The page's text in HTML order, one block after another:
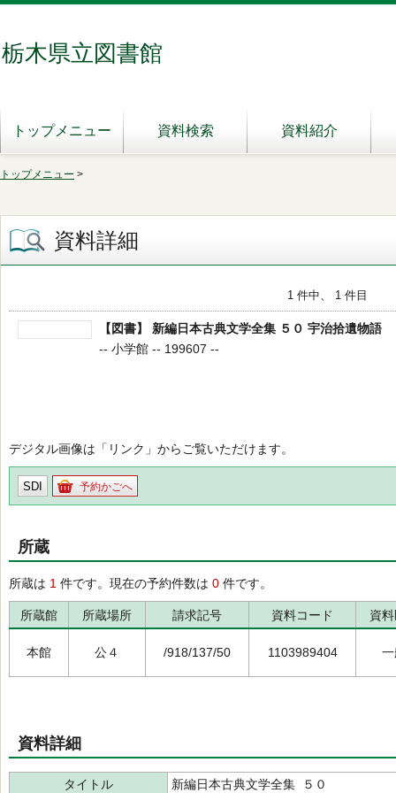
栃木県立図書館
トップメニュー 資料検索 資料紹介
トップメニュー >
資料詳細
1 件中、 1 件目
【図書】 新編日本古典文学全集 ５０ 宇治拾遺物語
-- 小学館 -- 199607 --
デジタル画像は「リンク」からご覧いただけます。
SDI 予約かごへ
所蔵
所蔵は 1 件です。現在の予約件数は 0 件です。
所蔵館 所蔵場所 請求記号 資料コード 資
本館 公４ /918/137/50 1103989404
資料詳細
タイトル 新編日本古典文学全集 ５０